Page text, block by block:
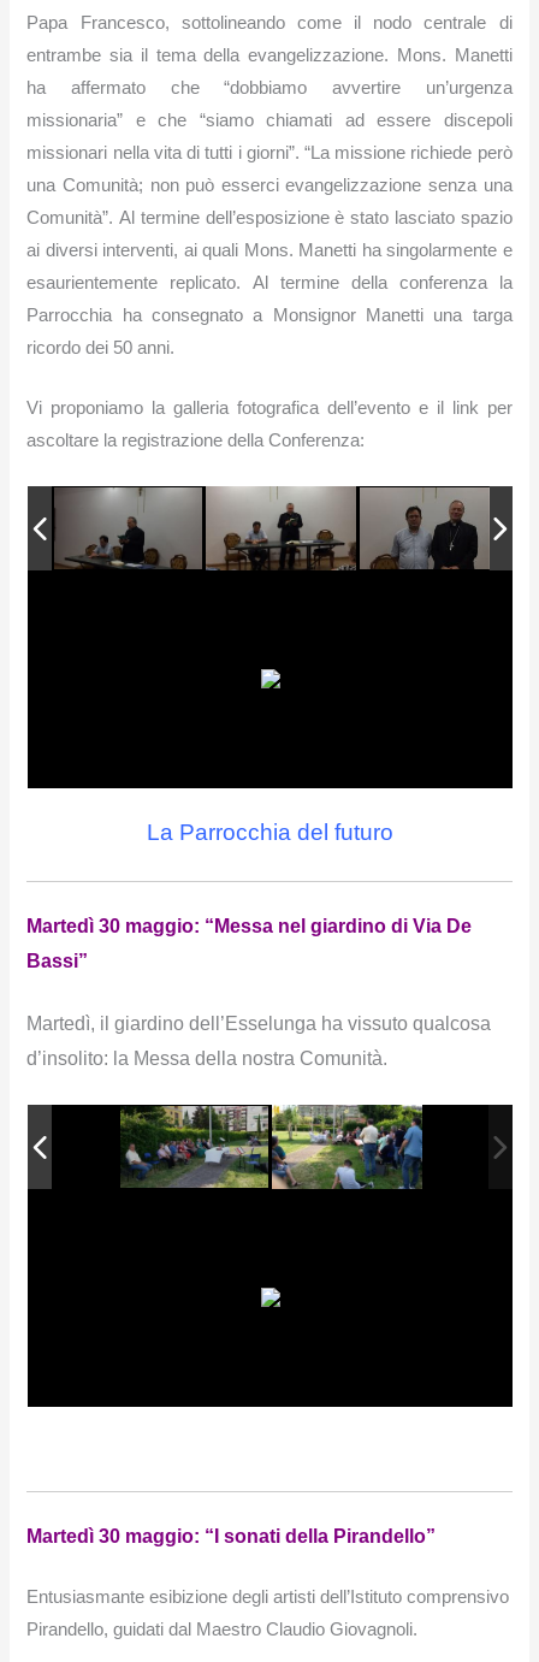
Papa Francesco, sottolineando come il nodo centrale di
entrambe sia il tema della evangelizzazione.
Mons. Manetti
ha affermato che “dobbiamo avvertire un’urgenza
missionaria” e che “siamo chiamati ad essere discepoli
missionari nella vita di tutti i giorni”. “La missione richiede però
una Comunità; non può esserci evangelizzazione senza una
Comunità”.Al termine dell’esposizione è stato lasciato spazio
ai diversi interventi, ai quali Mons. Manetti ha singolarmente e
esaurientemente replicato.Al termine della conferenza la
Parrocchia ha consegnato a Monsignor Manetti una targa
ricordo dei 50 anni.
Vi proponiamo la galleria fotografica dell’evento e il link per
ascoltare la registrazione della Conferenza:
La Parrocchia del futuro
Martedì 30 maggio: “Messa nel giardino di Via De
Bassi”
Martedì, il giardino dell’Esselunga ha vissuto qualcosa
d’insolito: la Messa della nostra Comunità.
Martedì 30 maggio: “I sonati della Pirandello”
Entusiasmante esibizione degli artisti dell’Istituto comprensivo
Pirandello, guidati dal Maestro Claudio Giovagnoli.